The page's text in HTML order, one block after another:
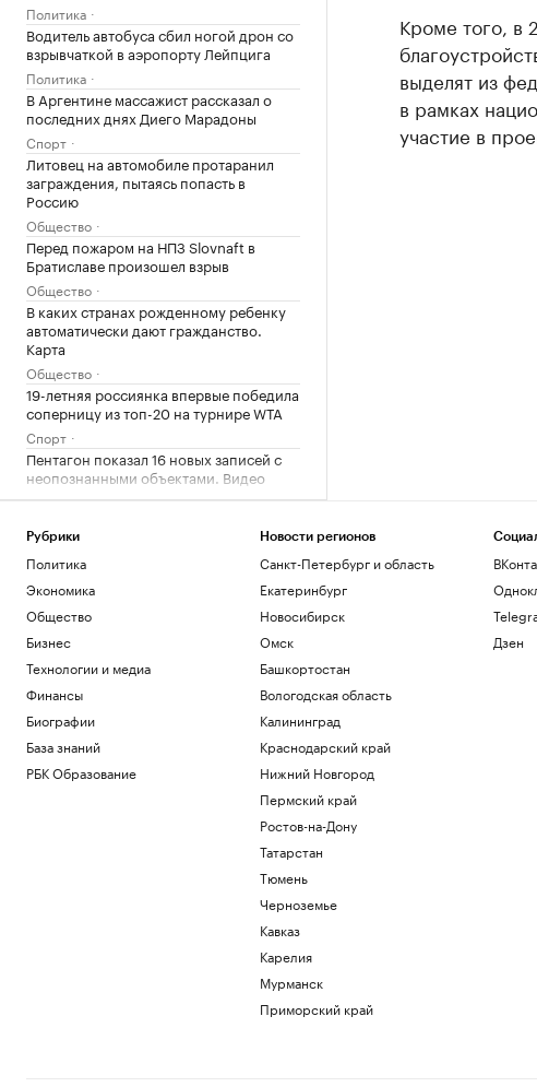
Политика
Водитель автобуса сбил ногой дрон со
взрывчаткой в аэропорту Лейпцига
Политика
В Аргентине массажист рассказал о
последних днях Диего Марадоны
Спорт
Литовец на автомобиле протаранил
заграждения, пытаясь попасть в
Россию
Общество
Перед пожаром на НПЗ Slovnaft в
Братиславе произошел взрыв
Общество
В каких странах рожденному ребенку
автоматически дают гражданство.
Карта
Общество
19-летняя россиянка впервые победила
соперницу из топ-20 на турнире WTA
Спорт
Пентагон показал 16 новых записей с
неопознанными объектами. Видео
Общество
товарная биржа
РБК и Петербургская Биржа
Суд назвал Трампа «временным
стройку
Политика
Зеленский впервые за время
президентства прибыл в Сербию
Политика
Как перейти «порог недоверия»:
Слащева и Wylsacom — о новых
технологиях
РАДИО
Посольство России назвало инцидент с
Рубио рассказал, как США затягивают
Кроме того, в
выделят из
в рамках
участие в
Рубрики
Политика
Экономика
Общество
Бизнес
Технологии и медиа
Финансы
Биографии
База знаний
РБК Образование
Новости регионов
Санкт-Петербург и область
Екатеринбург
Новосибирск
Омск
Башкортостан
Вологодская область
Калининград
Краснодарский край
Нижний Новгород
Пермский край
Ростов-на-Дону
Татарстан
Тюмень
Черноземье
Кавказ
Карелия
Мурманск
Приморский край
Дзен